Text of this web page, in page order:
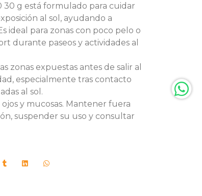
30 g está formulado para cuidar
al sol, ayudando a
ideal para zonas con poco pelo o
durante paseos y actividades al
zonas expuestas antes de salir al
especialmente tras contacto
al sol.
y mucosas. Mantener fuera
suspender su uso y consultar